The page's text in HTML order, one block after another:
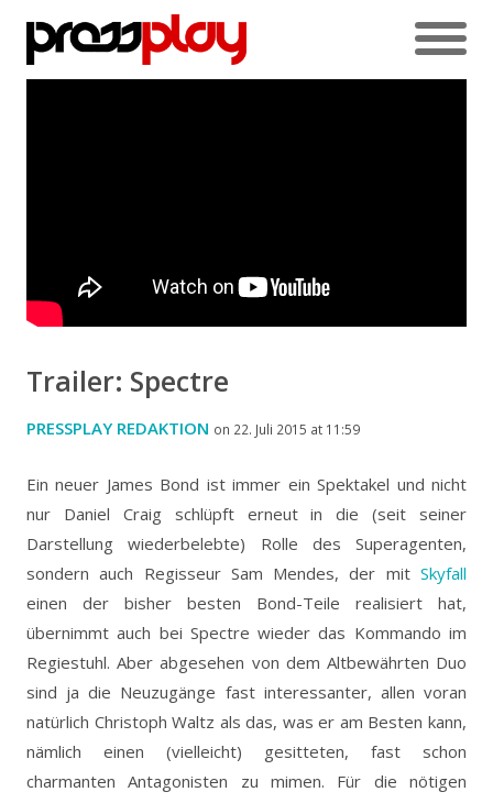
Trailer: Spectre
PRESSPLAY REDAKTION on 22. Juli 2015 at 11:59
Ein neuer James Bond ist immer ein Spektakel und nicht
nur Daniel Craig schlüpft erneut in die (seit seiner
Darstellung wiederbelebte) Rolle des Superagenten,
sondern auch Regisseur Sam Mendes, der mit Skyfall
einen der bisher besten Bond-Teile realisiert hat,
übernimmt auch bei Spectre wieder das Kommando im
Regiestuhl.Aber abgesehen von dem Altbewährten Duo
sind ja die Neuzugänge fast interessanter, allen voran
natürlich Christoph Waltz als das, was er am Besten kann,
nämlich einen (vielleicht) gesitteten, fast schon
charmanten Antagonisten zu mimen. Für die nötigen